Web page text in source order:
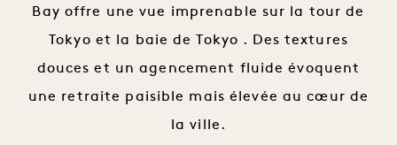
Bay offre une vue imprenable sur la tour de
Tokyo et la baie de Tokyo . Des textures
douces et un agencement fluide évoquent
une retraite paisible mais élevée au cœur de
la ville.